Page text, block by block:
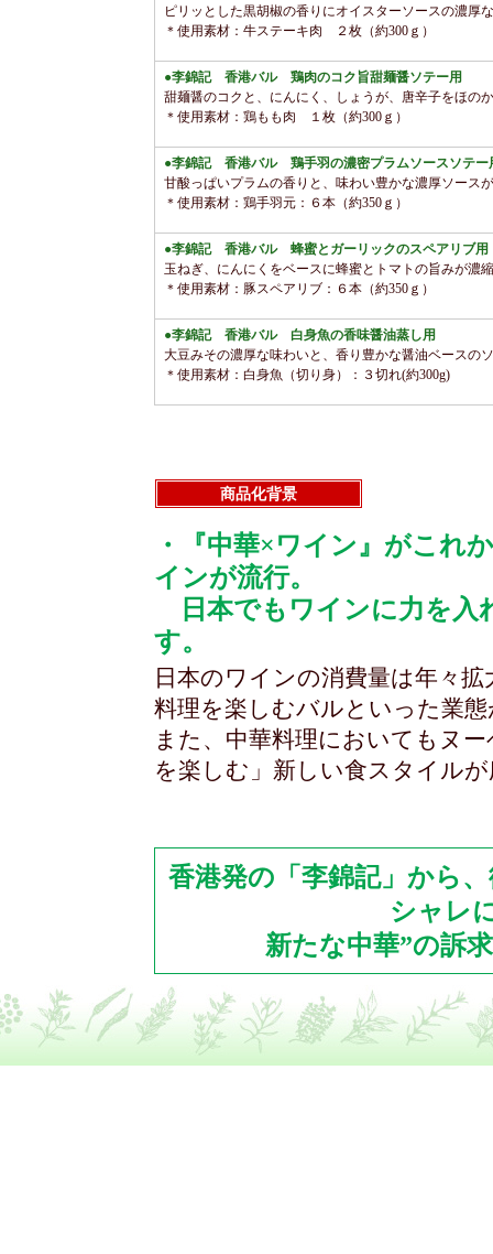
ピリッとした黒胡椒の香りにオイスターソースの濃厚
＊使用素材：牛ステーキ肉 ２枚（約300ｇ）
●李錦記 香港バル 鶏肉のコク旨甜麺醤ソテー用
甜麺醤のコクと、にんにく、しょうが、唐辛子をほの
＊使用素材：鶏もも肉 １枚（約300ｇ）
●李錦記 香港バル 鶏手羽の濃密プラムソースソテー
甘酸っぱいプラムの香りと、味わい豊かな濃厚ソース
＊使用素材：鶏手羽元：６本（約350ｇ）
●李錦記 香港バル 蜂蜜とガーリックのスペアリブ用
玉ねぎ、にんにくをベースに蜂蜜とトマトの旨みが濃
＊使用素材：豚スペアリブ：６本（約350ｇ）
●李錦記 香港バル 白身魚の香味醤油蒸し用
大豆みその濃厚な味わいと、香り豊かな醤油ベースの
＊使用素材：白身魚（切り身）：３切れ(約300g)
商品化背景
・『中華×ワイン』がこれ
インが流行。
日本でもワインに力を入
す。
日本のワインの消費量は年々
料理を楽しむバルといった業
また、中華料理においてもヌ
を楽しむ」新しい食スタイル
香港発の「李錦記」から
シャレ
新たな中華”の訴